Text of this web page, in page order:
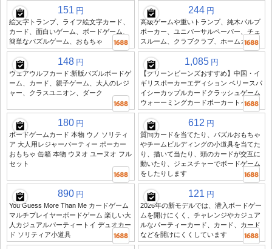
151 円
絵文字トランプ、ライフ絵文字カード、
カード、面白いゲーム、ボードゲーム、
簡単なパズルゲーム、おもちゃ
244 円
高級ゲームや重いトランプ、純木パルプ
ポーカー、ユニバーサルペーパー、チェ
スルーム、クラブクラブ、ホームカード
148 円
ウェアウルフカード:新版パズルボードゲ
ーム、カード、親子ゲーム、大人のレジ
ャー、クラスユニオン、ダーク
1,085 円
【グリーンビーンズおすすめ】中国・イ
ギリスポーカーエディション ベリースパ
イシーカップルカードクラッシュゲーム
ウォーーミングカードポーカートイ
180 円
ボードゲームカード 本物 ウノ ソリティ
ア 大人用レジャーパーティー ポーカー
おもちゃ 缶箱 本物 ウヌオ ユーヌオ フル
セット
612 円
質問カードを当てたり、パズルおもちゃ
やチームビルディングの小道具を当てた
り、描いて当たり、頭のカードが交互に
動いたり、ジェスチャーでボードゲーム
をしたりします
890 円
You Guess More Than Me カードゲーム
マルチプレイヤーボードゲーム 楽しい大
人カジュアルパーティートイ デュオカー
ド ソリティア小道具
121 円
2026年の新モデルでは、潜入ボードゲー
ムを開けにくく、チャレンジやカジュア
ルなパーティーカード、カード、カード
などを開けにくくしています